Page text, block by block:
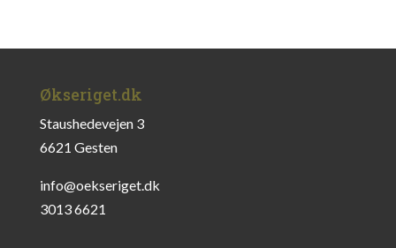
Økseriget.dk
Staushedevejen 3
6621 Gesten
info@oekseriget.dk
3013 6621